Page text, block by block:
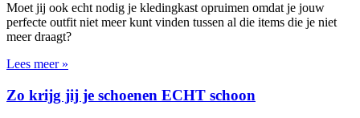
Moet jij ook echt nodig je kledingkast opruimen omdat je jouw
perfecte outfit niet meer kunt vinden tussen al die items die je niet
meer draagt?
Lees meer »
Zo krijg jij je schoenen ECHT schoon